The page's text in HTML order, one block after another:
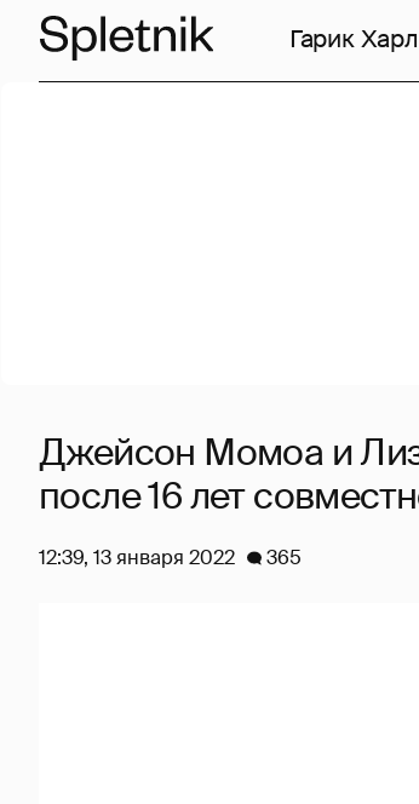
Гарик
Джейсон Момоа и
после 16 лет
12:39, 13 января 2022 365